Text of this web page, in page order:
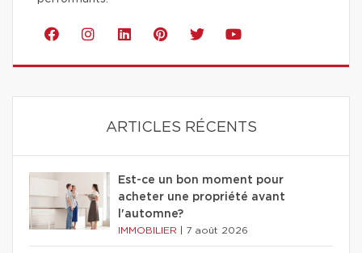
ARTICLES RÉCENTS
Est-ce un bon moment pour
acheter une propriété avant
l'automne?
IMMOBILIER 7 août 2026